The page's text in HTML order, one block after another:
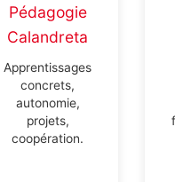
Pédagogie
Calandreta
Apprentissages
concrets,
autonomie,
projets,
coopération.